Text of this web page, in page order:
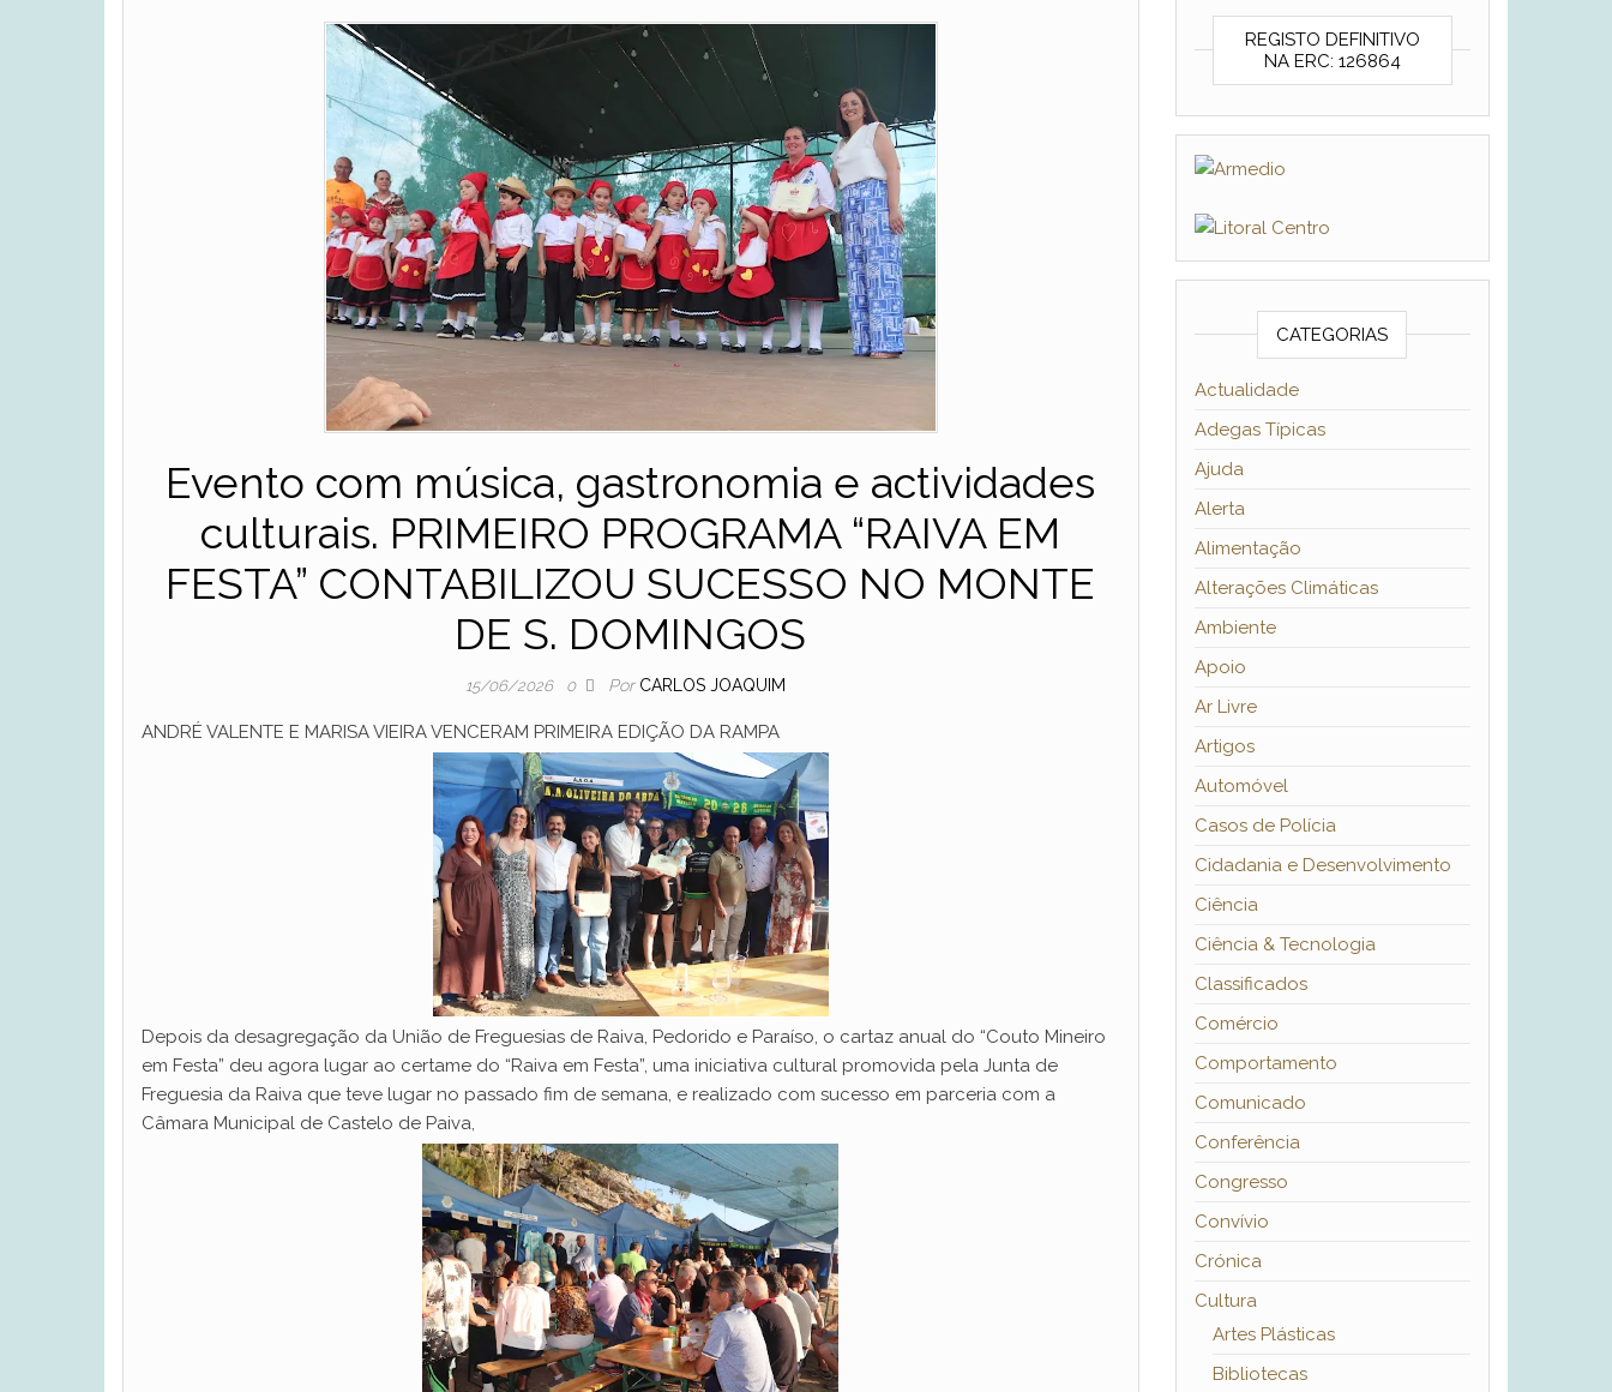
Evento com música, gastronomia e actividades
culturais. PRIMEIRO PROGRAMA “RAIVA EM
FESTA” CONTABILIZOU SUCESSO NO MONTE
DE S. DOMINGOS
15/06/2026 0 Por CARLOS JOAQUIM
ANDRÉ VALENTE E MARISA VIEIRA VENCERAM PRIMEIRA EDIÇÃO DA RAMPA
Depois da desagregação da União de Freguesias de Raiva, Pedorido e Paraíso, o cartaz anual do “Couto Mineiro
em Festa” deu agora lugar ao certame do “Raiva em Festa”, uma iniciativa cultural promovida pela Junta de
Freguesia da Raiva que teve lugar no passado fim de semana, e realizado com sucesso em parceria com a
Câmara Municipal de Castelo de Paiva,
REGISTO DEFINITIVO
NA ERC: 126864
CATEGORIAS
Actualidade
Adegas Típicas
Ajuda
Alerta
Alimentação
Alterações Climáticas
Ambiente
Apoio
Ar Livre
Artigos
Automóvel
Casos de Polícia
Cidadania e Desenvolvimento
Ciência
Ciência & Tecnologia
Classificados
Comércio
Comportamento
Comunicado
Conferência
Congresso
Convívio
Crónica
Cultura
Artes Plásticas
Bibliotecas